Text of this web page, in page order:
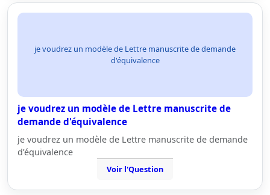
je voudrez un modèle de Lettre manuscrite de demande
d'équivalence
je voudrez un modèle de Lettre manuscrite de
demande d'équivalence
je voudrez un modèle de Lettre manuscrite de demande
d’équivalence
Voir l'Question